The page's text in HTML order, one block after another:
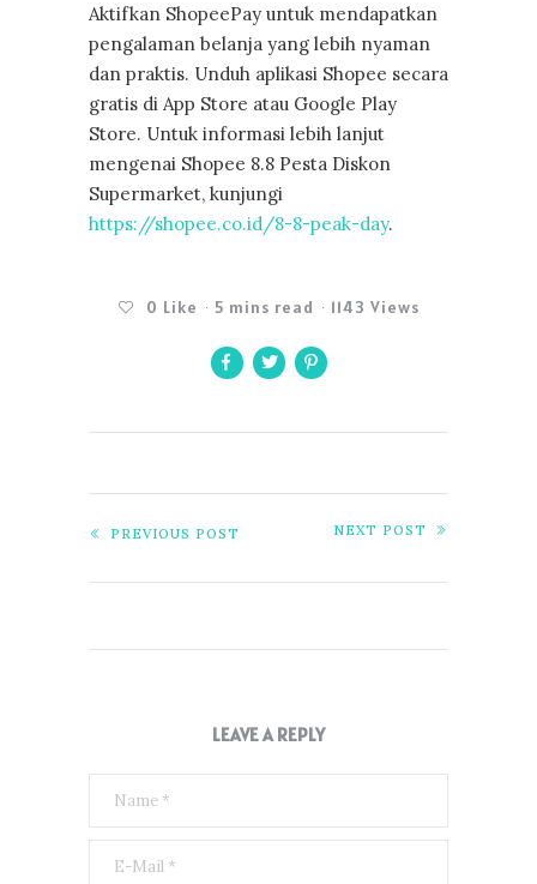
Aktifkan ShopeePay untuk mendapatkan
pengalaman belanja yang lebih nyaman
dan praktis. Unduh aplikasi Shopee secara
gratis di App Store atau Google Play
Store. Untuk informasi lebih lanjut
mengenai Shopee 8.8 Pesta Diskon
Supermarket, kunjungi
https://shopee.co.id/8-8-peak-day.
0 Like 5 mins read 1143 Views
PREVIOUS POST NEXT POST
LEAVE A REPLY